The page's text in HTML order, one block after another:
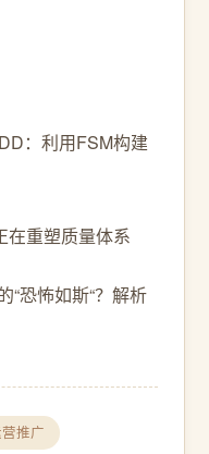
：利用FSM构建
在重塑质量体系
“恐怖如斯“？解析
推广